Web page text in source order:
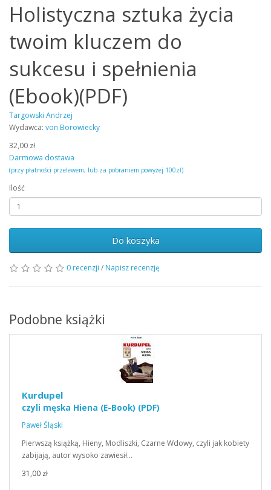
Holistyczna sztuka życia
twoim kluczem do
sukcesu i spełnienia
(Ebook)(PDF)
Targowski Andrzej
Wydawca: von Borowiecky
32,00 zł
Darmowa dostawa
(przy płatności przelewem, lub za pobraniem powyżej 100zł)
Ilość
Do koszyka
0 recenzji / Napisz recenzję
Podobne książki
Kurdupel
czyli męska Hiena (E-Book) (PDF)
Paweł Śląski
Pierwszą książką, Hieny, Modliszki, Czarne Wdowy, czyli jak kobiety
zabijają, autor wysoko zawiesił…
31,00 zł